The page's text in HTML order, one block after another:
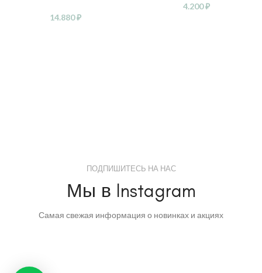
14.880₽
4.200₽
ПОДПИШИТЕСЬ НА НАС
Мы в Instagram
Самая свежая информация о новинках и акциях